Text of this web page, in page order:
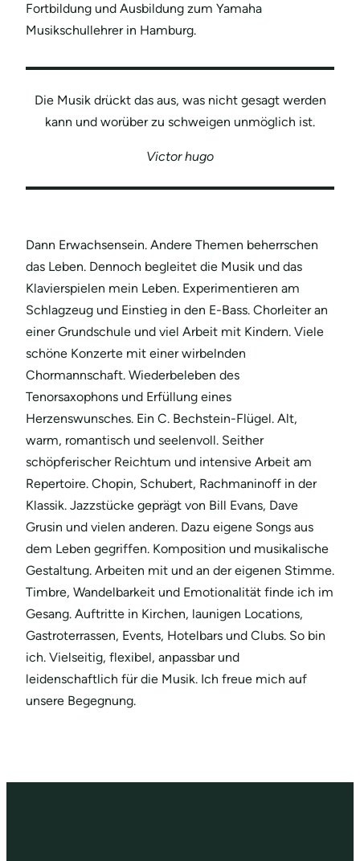
Fortbildung und Ausbildung zum Yamaha
Musikschullehrer in Hamburg.
Die Musik drückt das aus, was nicht gesagt werden
kann und worüber zu schweigen unmöglich ist.
Victor hugo
Dann Erwachsensein. Andere Themen beherrschen
das Leben. Dennoch begleitet die Musik und das
Klavierspielen mein Leben. Experimentieren am
Schlagzeug und Einstieg in den E-Bass. Chorleiter an
einer Grundschule und viel Arbeit mit Kindern. Viele
schöne Konzerte mit einer wirbelnden
Chormannschaft. Wiederbeleben des
Tenorsaxophons und Erfüllung eines
Herzenswunsches. Ein C. Bechstein-Flügel. Alt,
warm, romantisch und seelenvoll. Seither
schöpferischer Reichtum und intensive Arbeit am
Repertoire. Chopin, Schubert, Rachmaninoff in der
Klassik. Jazzstücke geprägt von Bill Evans, Dave
Grusin und vielen anderen. Dazu eigene Songs aus
dem Leben gegriffen. Komposition und musikalische
Gestaltung. Arbeiten mit und an der eigenen Stimme.
Timbre, Wandelbarkeit und Emotionalität finde ich im
Gesang. Auftritte in Kirchen, launigen Locations,
Gastroterrassen, Events, Hotelbars und Clubs. So bin
ich. Vielseitig, flexibel, anpassbar und
leidenschaftlich für die Musik. Ich freue mich auf
unsere Begegnung.